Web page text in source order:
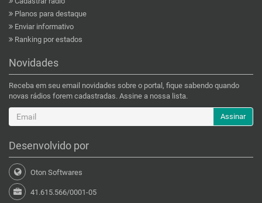
Planos para destaque
Enviar informativo
Ranking por estados
Novidades
Receba em seu email novidades sobre o portal, fique sabendo quando
novas rádios forem cadastradas. Assine a nossa lista.
Assinar
Desenvolvido por
Oton Softwares
41.615.566/0001-05